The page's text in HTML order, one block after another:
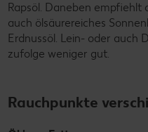
Rapsöl. Daneben
auch ölsäurereiches
Erdnussöl. Lein- oder auch
zufolge weniger gut.
Rauchpunkte